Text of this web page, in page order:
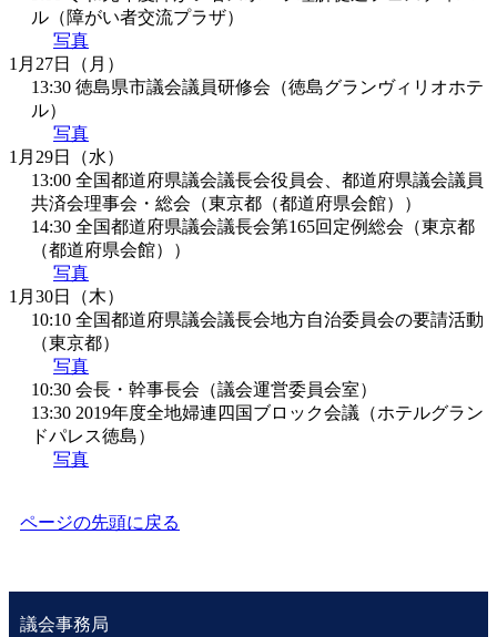
ル（障がい者交流プラザ）
写真
1月27日（月）
13:30 徳島県市議会議員研修会（徳島グランヴィリオホテ
ル）
写真
1月29日（水）
13:00 全国都道府県議会議長会役員会、都道府県議会議員
共済会理事会・総会（東京都（都道府県会館））
14:30 全国都道府県議会議長会第165回定例総会（東京都
（都道府県会館））
写真
1月30日（木）
10:10 全国都道府県議会議長会地方自治委員会の要請活動
（東京都）
写真
10:30 会長・幹事長会（議会運営委員会室）
13:30 2019年度全地婦連四国ブロック会議（ホテルグラン
ドパレス徳島）
写真
ページの先頭に戻る
議会事務局